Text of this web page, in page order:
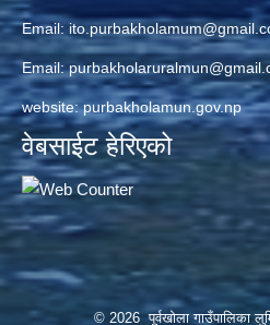
Email:
Email:
website: purbakholamun.gov.np
वेबसाईट हेरिएको
© 2026 पूर्वखोला गाउँपालिका